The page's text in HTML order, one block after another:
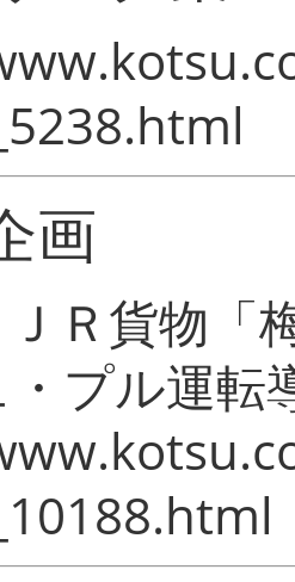
画
Ｒ貨物「
プル運転